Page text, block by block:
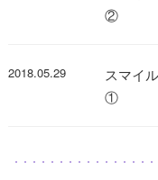
②
2018.05.29
スマイ
①